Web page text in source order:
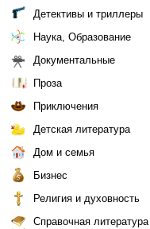
Детективы и триллеры
Наука, Образование
Документальные
Проза
Приключения
Детская литература
Дом и семья
Бизнес
Религия и духовность
Справочная литература